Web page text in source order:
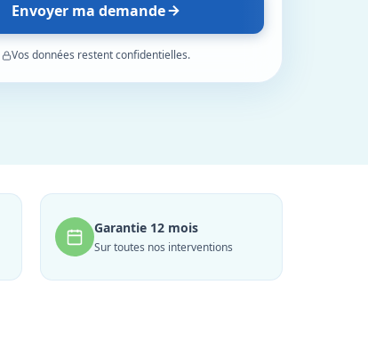
Envoyer ma demande
Vos données restent confidentielles.
Garantie 12 mois
Sur toutes nos interventions